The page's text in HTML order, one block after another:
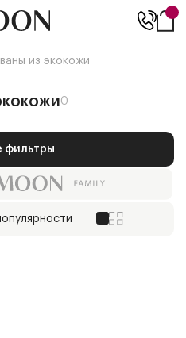
из экокожи
0
фильтры